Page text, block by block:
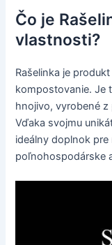
Čo je
vlastnosti?
Rašelinka je
kompostovanie. Je
hnojivo, vyrobené
Vďaka svojmu
ideálny doplnok
poľnohospodárske